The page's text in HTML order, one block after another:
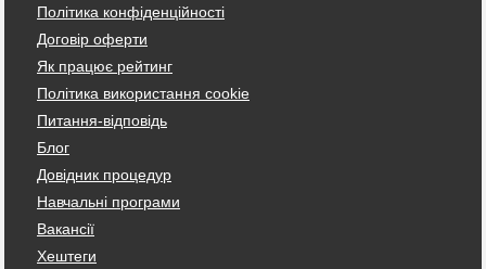
Політика конфіденційності
Договір оферти
Як працює рейтинг
Політика використання cookie
Питання-відповідь
Блог
Довідник процедур
Навчальні програми
Вакансії
Хештеги